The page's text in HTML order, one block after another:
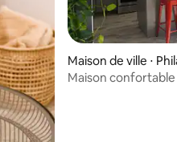
Maison de ville ⋅
Maison